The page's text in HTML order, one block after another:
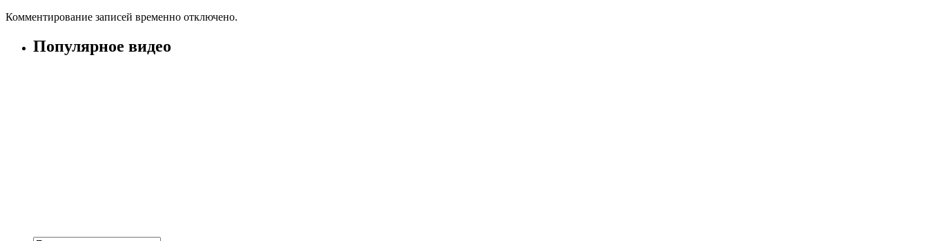
Комментирование записей временно отключено.
Популярное видео